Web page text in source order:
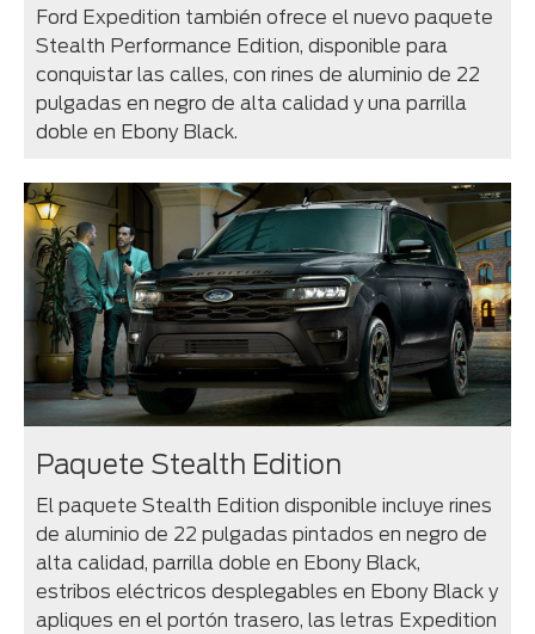
Ford Expedition también ofrece el nuevo paquete
Stealth Performance Edition, disponible para
conquistar las calles, con rines de aluminio de 22
pulgadas en negro de alta calidad y una parrilla
doble en Ebony Black.
Paquete Stealth Edition
El paquete Stealth Edition disponible incluye rines
de aluminio de 22 pulgadas pintados en negro de
alta calidad, parrilla doble en Ebony Black,
estribos eléctricos desplegables en Ebony Black y
apliques en el portón trasero, las letras Expedition